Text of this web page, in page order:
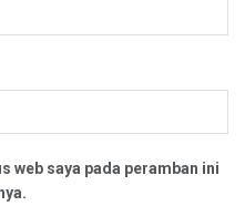
web saya pada peramban ini